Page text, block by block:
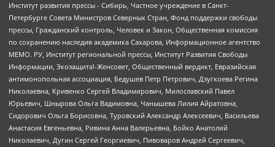
Институт развития прессы - Сибирь, Частное учреждение в Санкт-
Петербурге Совета Министров Северных Стран, Фонд поддержки свободы
прессы, Гражданский контроль, Человек и Закон, Общественная комиссия
по сохранению наследия академика Сахарова, Информационное агентство
МЕМО. РУ, Институт региональной прессы, Институт Развития Свободы
Информации, Экозащита!-Женсовет, Общественный вердикт, Евразийская
антимонопольная ассоциация, Бедушев Петр Петрович, Дзугкоева Регина
Николаевна, Кривенко Сергей Владимирович, Милославский Павел
Юрьевич, Шнырова Ольга Вадимовна, Чанышева Лилия Айратовна,
Сидорович Ольга Борисовна, Туровский Александр Алексеевич, Васильева
Анастасия Евгеньевна, Ривина Анна Валерьевна, Бойко Анатолий
Николаевич, Дугин Сергей Георгиевич, Пивоваров Андрей Сергеевич,